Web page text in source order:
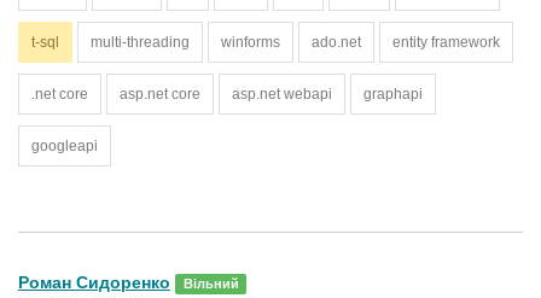
t-sql multi-threading winforms ado.net entity framework
.net core asp.net core asp.net webapi graphapi
googleapi
Роман Сидоренко Вільний